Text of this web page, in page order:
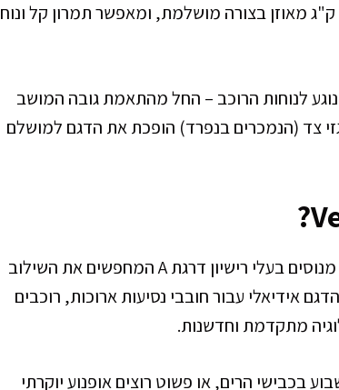
מהירים ובנסיעות ארוכות. המשקל היבש של 257 ק"ג מאוזן בצורה מושלמת, ומאפשר תמרון קל ונוח
לנוחות הרוכב – החל מהתאמת גובה המושב
צד (הנמכרים בנפרד) הופכת את הדגם למושלם
אופנוע קוואסאקי Versys 1100 S מיועד לרוכבים מנוסים בעלי רישיון דרגת A המחפשים את השילוב
אידיאלי עבור חובבי נסיעות ארוכות, רוכבים
מתקדמת וחדשנות.
בכבישי הרים, או פשוט רוצים אופנוע יוקרתי